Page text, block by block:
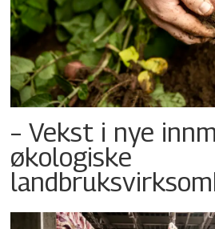
– Vekst i nye
økologiske